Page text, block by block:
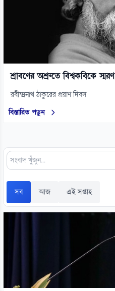
শ্রাবণের অশ্রুতে বিশ্বকবিকে স্মরণ
রবীন্দ্রনাথ ঠাকুরের প্রয়াণ দিবস
বিস্তারিত পড়ুন
সব আজ এই সপ্তাহ